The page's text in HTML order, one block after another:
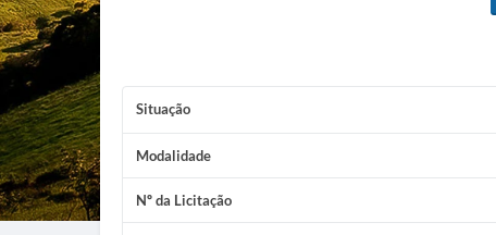
Situação
Modalidade
Nº da Licitação